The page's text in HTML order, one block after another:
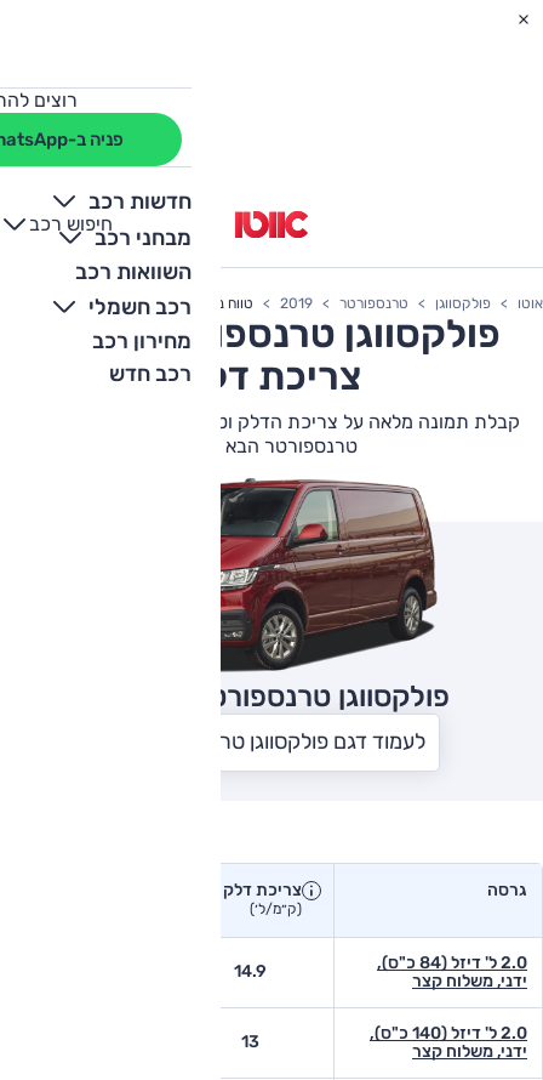
רוצים
פניה ב-WhatsApp
חדשות רכב
מבחני רכב
השוואות רכב
רכב חשמלי
מחירון רכב
רכב חדש
חיפוש רכב
+
-
אוטו פולקסווגן טרנספורטר 2019 טווח נסיעה
פולקסווגן טרנספורטר2019
צריכת דלק
קבלת תמונה מלאה על צריכת הדלק וטווח הנסיעה של פולקסווגן
טרנספורטר הבא שלך
פולקסווגן טרנספורטר
לעמוד דגם פולקסווגן טרנספורטר
גרסה צריכת דלק יצרן
(ק״מ/ל׳)
2.0 ל' דיזל (84 כ"ס),
ידני, משלוח קצר
14.9
2.0 ל' דיזל (140 כ"ס),
ידני, משלוח קצר
13